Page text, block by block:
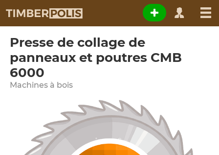
Presse de collage de
panneaux et poutres CMB
6000
Machines à bois